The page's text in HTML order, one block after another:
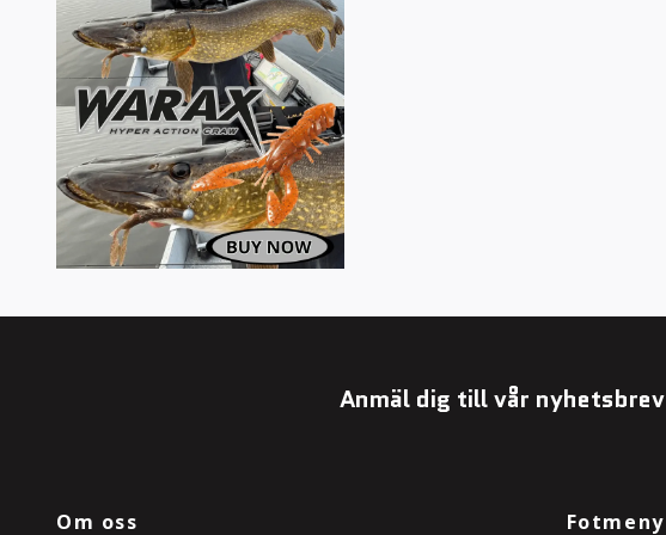
Anmäl dig till vår nyhetsbrev
Om oss Fotmeny